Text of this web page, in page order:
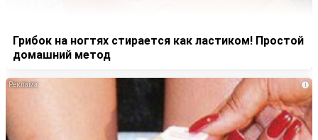
Грибок на ногтях стирается как ластиком! Простой
домашний метод
i